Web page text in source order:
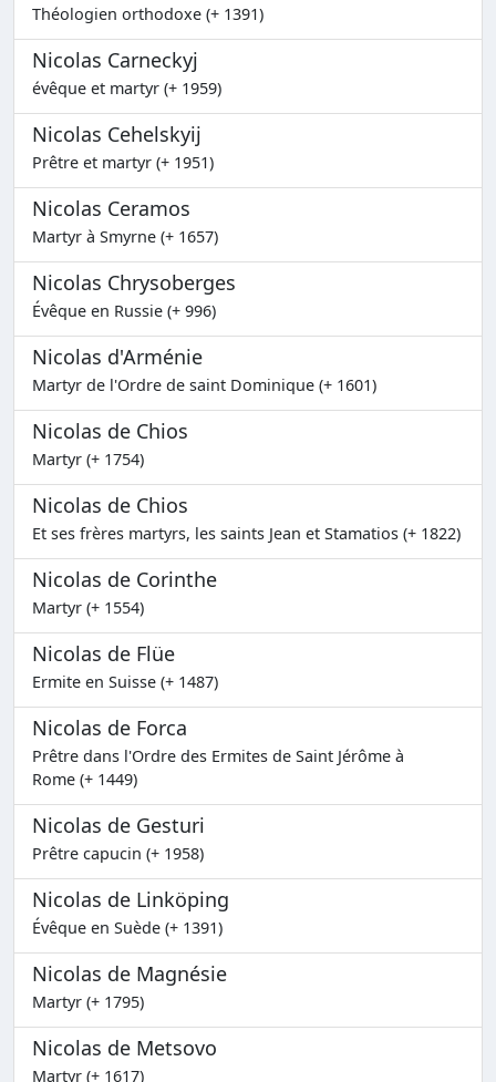
Théologien orthodoxe (+ 1391)
Nicolas Carneckyj
évêque et martyr (+ 1959)
Nicolas Cehelskyij
Prêtre et martyr (+ 1951)
Nicolas Ceramos
Martyr à Smyrne (+ 1657)
Nicolas Chrysoberges
Évêque en Russie (+ 996)
Nicolas d'Arménie
Martyr de l'Ordre de saint Dominique (+ 1601)
Nicolas de Chios
Martyr (+ 1754)
Nicolas de Chios
Et ses frères martyrs, les saints Jean et Stamatios (+ 1822)
Nicolas de Corinthe
Martyr (+ 1554)
Nicolas de Flüe
Ermite en Suisse (+ 1487)
Nicolas de Forca
Prêtre dans l'Ordre des Ermites de Saint Jérôme à
Rome (+ 1449)
Nicolas de Gesturi
Prêtre capucin (+ 1958)
Nicolas de Linköping
Évêque en Suède (+ 1391)
Nicolas de Magnésie
Martyr (+ 1795)
Nicolas de Metsovo
Martyr (+ 1617)